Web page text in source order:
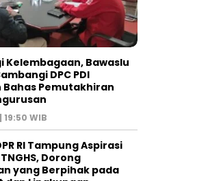
Kelembagaan, Bawaslu
DPC PDI
Bahas Pemutakhiran
WIB
RI Tampung Aspirasi
Dorong
yang Berpihak pada